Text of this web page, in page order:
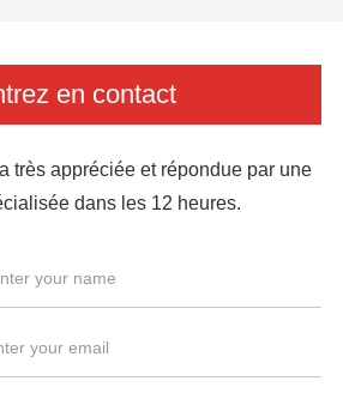
en contact
très appréciée et répondue par une
dans les 12 heures.